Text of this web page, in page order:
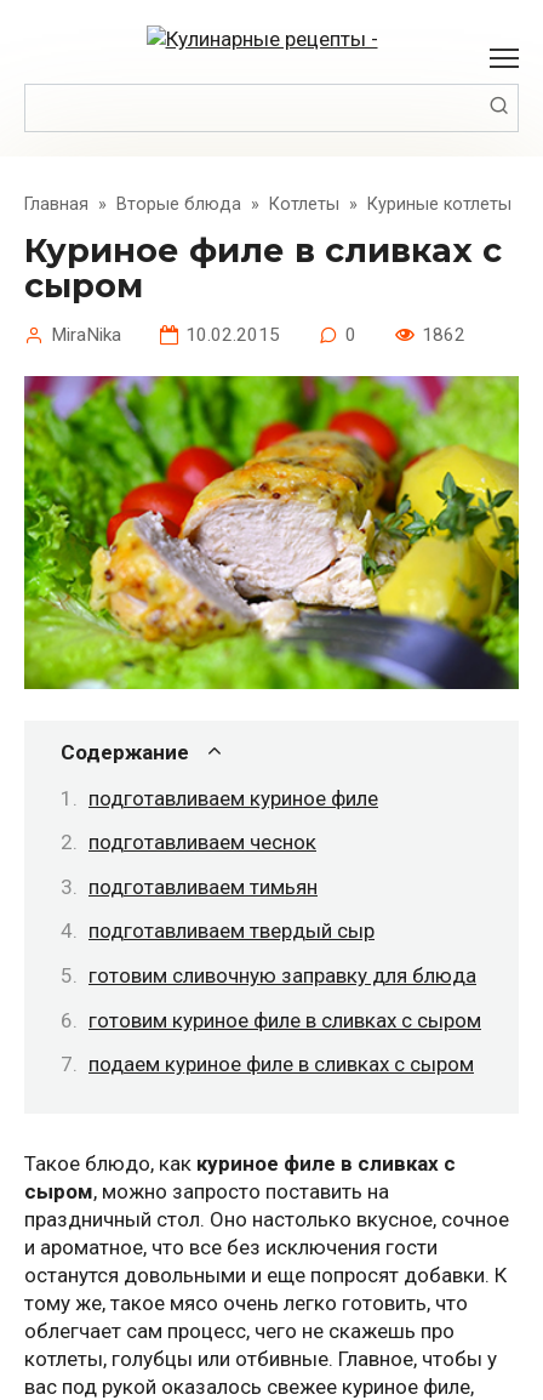
Главная » Вторые блюда » Котлеты » Куриные котлеты
Куриное филе в сливках с
сыром
MiraNika 10.02.2015 0 1862
Содержание
подготавливаем куриное филе
подготавливаем чеснок
подготавливаем тимьян
подготавливаем твердый сыр
готовим сливочную заправку для блюда
готовим куриное филе в сливках с сыром
подаем куриное филе в сливках с сыром
Такое блюдо, как куриное филе в сливках с
сыром, можно запросто поставить на
праздничный стол. Оно настолько вкусное, сочное
и ароматное, что все без исключения гости
останутся довольными и еще попросят добавки. К
тому же, такое мясо очень легко готовить, что
облегчает сам процесс, чего не скажешь про
котлеты, голубцы или отбивные. Главное, чтобы у
вас под рукой оказалось свежее куриное филе,